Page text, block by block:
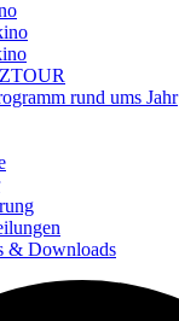
rund ums Jahr
& Downloads